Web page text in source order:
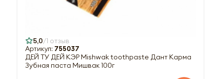
5,0 1 отзыв
Артикул: 755037
ДЕЙ ТУ ДЕЙ КЭР Mishwak toothpaste Дант Карма
Зубная паста Мишвак 100г